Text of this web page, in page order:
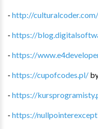
- http://culturalcoder.com/
- https://
- https://
- https://cupofcodes.pl/
- https://
- https://